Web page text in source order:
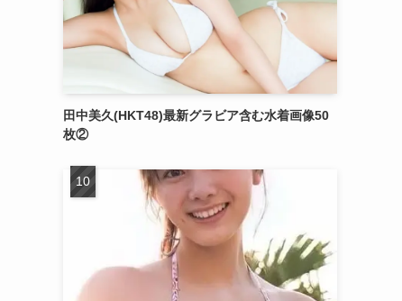
田中美久(HKT48)最新グラビア含む水着画像50
枚②